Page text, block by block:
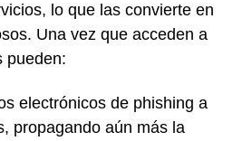
lo que las convierte en
Una vez que acceden a
pueden:
electrónicos de phishing a
propagando aún más la